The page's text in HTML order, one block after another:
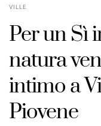
VILLE
Per un Sì
natura
intimo a
Piovene